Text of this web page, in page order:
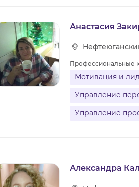
Анастасия
Профессиональные
Мотивация и
Управление
Управление
Александра